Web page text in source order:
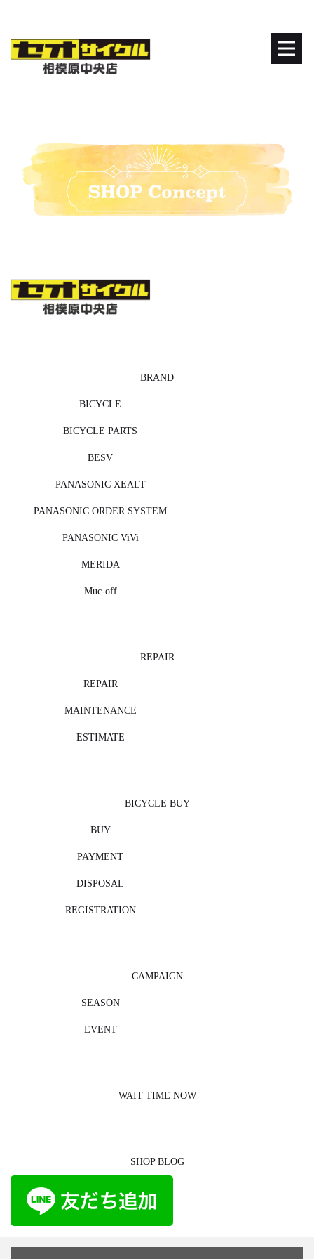
BRAND
BICYCLE
BICYCLE PARTS
BESV
PANASONIC XEALT
PANASONIC ORDER SYSTEM
PANASONIC ViVi
MERIDA
Muc-off
REPAIR
REPAIR
MAINTENANCE
ESTIMATE
BICYCLE BUY
BUY
PAYMENT
DISPOSAL
REGISTRATION
CAMPAIGN
SEASON
EVENT
WAIT TIME NOW
SHOP BLOG